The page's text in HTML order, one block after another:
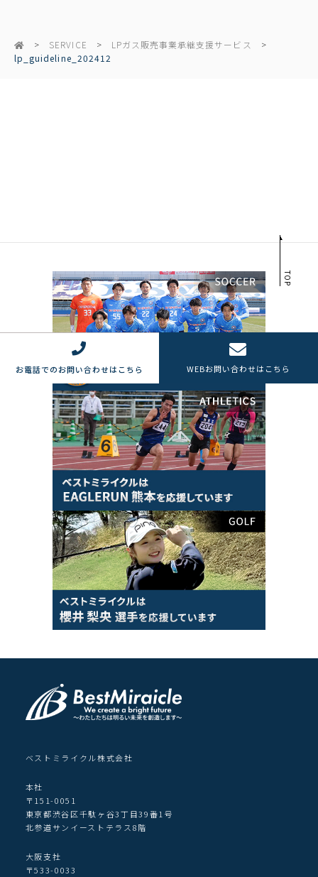
SERVICE
LPガス販売事業承継支援サービス
lp_guideline_202412
TOP
お電話でのお問い合わせはこちら WEBお問い合わせはこちら
ベストミライクル株式会社
本社
〒151-0051
東京都渋谷区千駄ヶ谷3丁目39番1号
北参道サンイーストテラス8階
大阪支社
〒533-0033